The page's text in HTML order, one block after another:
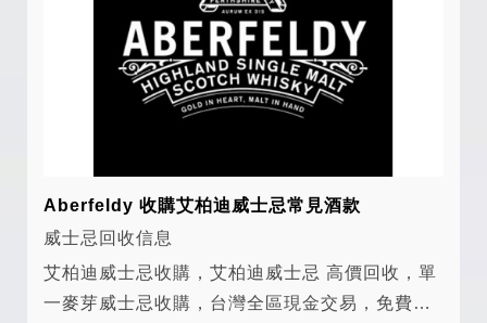
Aberfeldy 收購艾柏迪威士忌常見酒款
威士忌回收信息
艾柏迪威士忌收購，艾柏迪威士忌 高價回收，單
一麥芽威士忌收購，台灣全區現金交易，免費估